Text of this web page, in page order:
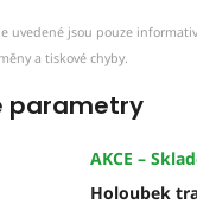
uvedené jsou pouze
a tiskové chyby.
parametry
AKCE –
Holoubek